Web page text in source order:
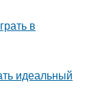
в
идеальный